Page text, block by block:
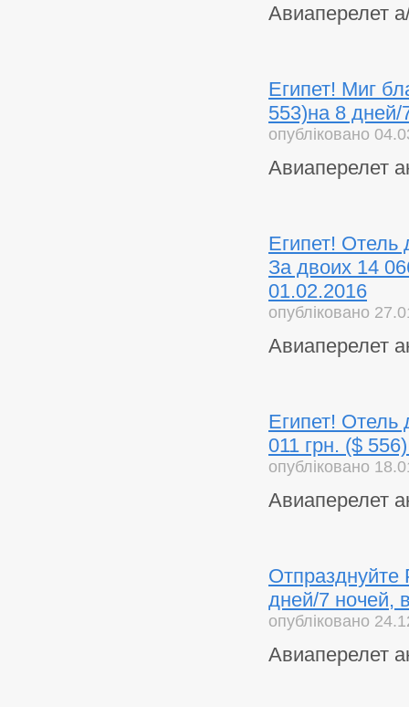
Авиаперелет
Египет! Миг
553)на 8 дней/
опубліковано
Авиаперелет
Египет!
За двоих 14
01.02.2016
опубліковано
Авиаперелет
Египет! Отель
011 грн. ($
опубліковано
Авиаперелет
Отпразднуйте
дней/7 ночей,
опубліковано
Авиаперелет